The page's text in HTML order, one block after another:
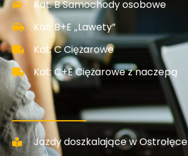
Kat: B Samochody osobowe
Kat: B+E „Lawety”
Kat: C Ciężarowe
Kat: C+E Ciężarowe z naczepą
Jazdy doszkalające w Ostrołęce